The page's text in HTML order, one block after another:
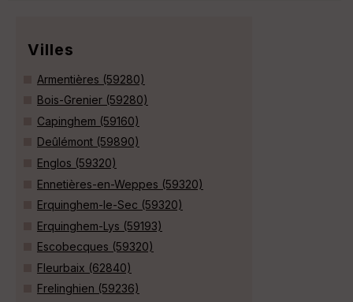
Villes
Armentières (59280)
Bois-Grenier (59280)
Capinghem (59160)
Deûlémont (59890)
Englos (59320)
Ennetières-en-Weppes (59320)
Erquinghem-le-Sec (59320)
Erquinghem-Lys (59193)
Escobecques (59320)
Fleurbaix (62840)
Frelinghien (59236)